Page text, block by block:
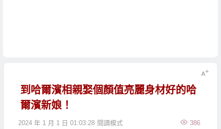
到哈爾濱相親娶個顏值亮麗身材好的哈
爾濱新娘！
2024 年 1 月 1 日 01:03:28 386
閱讀模式